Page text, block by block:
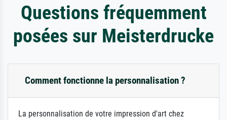
Questions fréquemment
posées sur Meisterdrucke
Comment fonctionne la personnalisation ?
La personnalisation de votre impression d'art chez